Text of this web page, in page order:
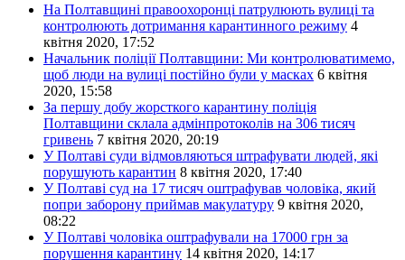
На Полтавщині правоохоронці патрулюють вулиці та
контролюють дотримання карантинного режиму 4
квітня 2020, 17:52
Начальник поліції Полтавщини: Ми контролюватимемо,
щоб люди на вулиці постійно були у масках 6 квітня
2020, 15:58
За першу добу жорсткого карантину поліція
Полтавщини склала адмінпротоколів на 306 тисяч
гривень 7 квітня 2020, 20:19
У Полтаві суди відмовляються штрафувати людей, які
порушують карантин 8 квітня 2020, 17:40
У Полтаві суд на 17 тисяч оштрафував чоловіка, який
попри заборону приймав макулатуру 9 квітня 2020,
08:22
У Полтаві чоловіка оштрафували на 17000 грн за
порушення карантину 14 квітня 2020, 14:17